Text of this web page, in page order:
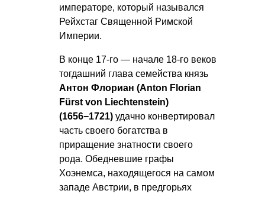
императоре, который назывался
Рейхстаг Священной Римской
Империи.
В конце 17-го — начале 18-го веков
тогдашний глава семейства князь
Антон Флориан (Anton Florian
Fürst von Liechtenstein)
(1656−1721) удачно конвертировал
часть своего богатства в
приращение знатности своего
рода. Обедневшие графы
Хоэнемса, находящегося на самом
западе Австрии, в предгорьях